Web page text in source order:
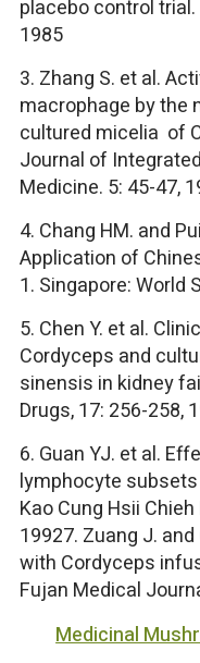
placebo control trial.
1985
3. Zhang S. et al.
macrophage by the
cultured micelia of
Journal of
Medicine. 5: 45-47,
4. Chang HM. and
Application of
1. Singapore: World
5. Chen Y. et al.
Cordyceps and
sinensis in kidney
Drugs, 17: 256-258,
6. Guan YJ. et al.
lymphocyte
Kao Cung Hsii
19927. Zuang J.
with Cordyceps
Fujan Medical
Medicinal